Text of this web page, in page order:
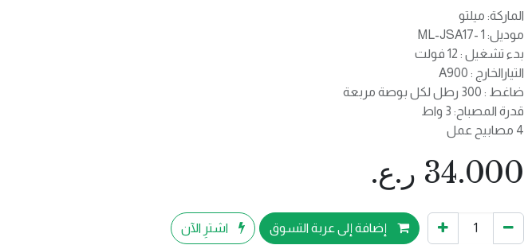
الماركة: ميلتو
موديل: 1 -ML-JSA17
بدء تشغيل : 12 فولت
التيارالخارج : A900
ضاغط : 300 رطل لكل بوصة مربعة
قدرة المصباح: 3 واط
4 مصابيح عمل
34.000 ر.ع.
إضافة إلى عربة التسوق اشترِ الآن